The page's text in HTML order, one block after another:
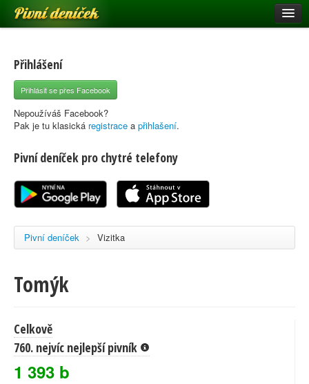
Pivní deníček
Pivní mapa
Pivní značky
Nápověda
Registrace
Přihlášení
Přihlásit se přes Facebook
Nepoužíváš Facebook?
Pak je tu klasická registrace a přihlašení.
Pivní deníček pro chytré telefony
Pivní deníček > Vizitka
Tomýk
Celkově
760. nejvíc nejlepší pivník
1 393 b